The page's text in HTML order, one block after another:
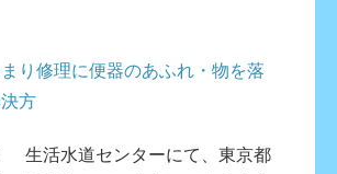
まり修理に便器のあふれ・物を落
方
生活水道センターにて、東京都